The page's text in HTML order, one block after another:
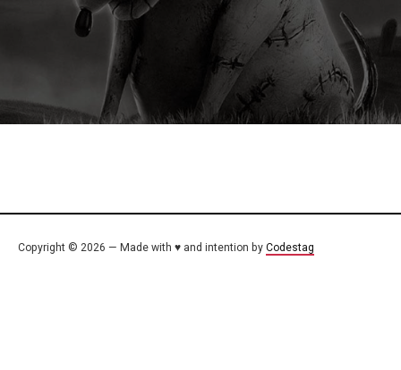
Copyright © 2026 — Made with ♥ and intention by Codestag